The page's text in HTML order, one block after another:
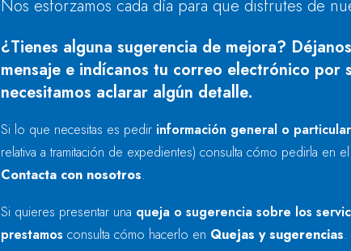
Nos esforzamos cada día para que disfrutes de
¿Tienes alguna sugerencia de mejora?
mensaje e indícanos tu correo electrónico por
necesitamos aclarar algún detalle.
Si lo que necesitas es pedir información general o particular
relativa a tramitación de expedientes) consulta cómo pedirla en
Contacta con nosotros.
Si quieres presentar una queja o sugerencia sobre los
prestamos consulta cómo hacerlo en Quejas y sugerencias.